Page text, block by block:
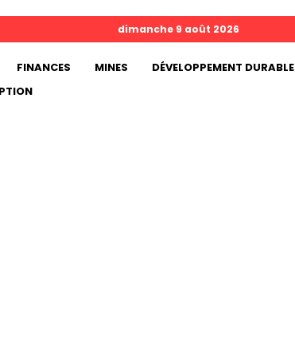
dimanche 9 août 2026
FINANCES MINES DÉVELOPPEMENT DURABLE